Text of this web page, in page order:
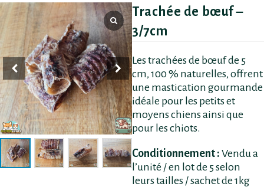
Trachée de bœuf –
3/7cm
Les trachées de bœuf de 5
cm, 100 % naturelles, offrent
une mastication gourmande
idéale pour les petits et
moyens chiens ainsi que
pour les chiots.
Conditionnement : Vendu a
l’unité / en lot de 5 selon
leurs tailles / sachet de 1kg